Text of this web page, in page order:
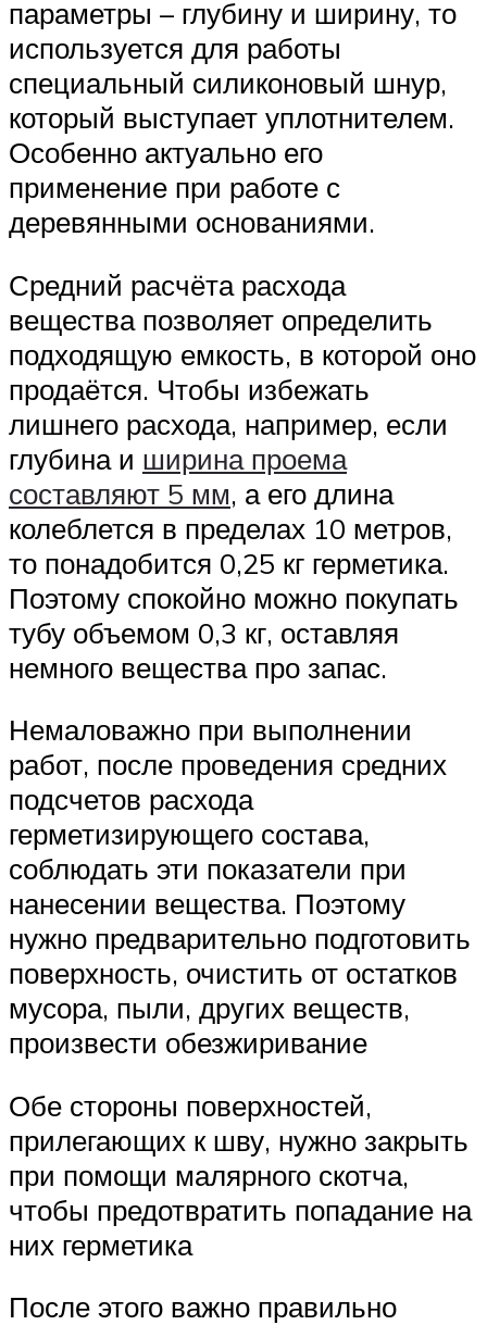
параметры – глубину и ширину, то
используется для работы
специальный силиконовый шнур,
который выступает уплотнителем.
Особенно актуально его
применение при работе с
деревянными основаниями.
Средний расчёта расхода
вещества позволяет определить
подходящую емкость, в которой оно
продаётся. Чтобы избежать
лишнего расхода, например, если
глубина и ширина проема
составляют 5 мм, а его длина
колеблется в пределах 10 метров,
то понадобится 0,25 кг герметика.
Поэтому спокойно можно покупать
тубу объемом 0,3 кг, оставляя
немного вещества про запас.
Немаловажно при выполнении
работ, после проведения средних
подсчетов расхода
герметизирующего состава,
соблюдать эти показатели при
нанесении вещества. Поэтому
нужно предварительно подготовить
поверхность, очистить от остатков
мусора, пыли, других веществ,
произвести обезжиривание
Обе стороны поверхностей,
прилегающих к шву, нужно закрыть
при помощи малярного скотча,
чтобы предотвратить попадание на
них герметика
После этого важно правильно